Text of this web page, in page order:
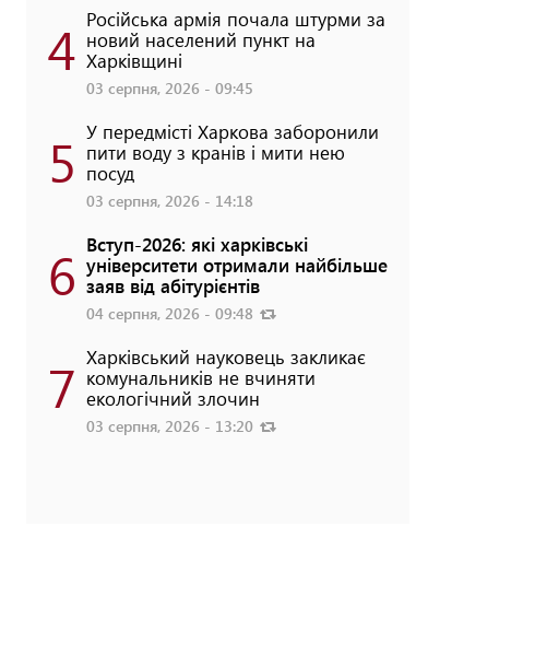
4 Російська армія почала штурми за
новий населений пункт на
Харківщині
03 серпня, 2026 - 09:45
5 У передмісті Харкова заборонили
пити воду з кранів і мити нею
посуд
03 серпня, 2026 - 14:18
6 Вступ-2026: які харківські
університети отримали найбільше
заяв від абітурієнтів
04 серпня, 2026 - 09:48
7 Харківський науковець закликає
комунальників не вчиняти
екологічний злочин
03 серпня, 2026 - 13:20